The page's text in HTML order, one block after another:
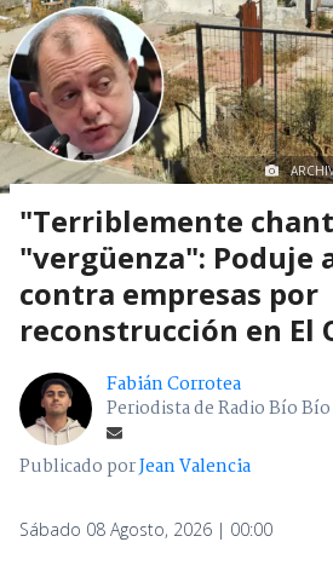
"Terriblemente
"vergüenza": Poduje
contra empresas por
reconstrucción en El
Fabián Corrotea
Periodista de Radio Bío
Publicado porJean Valencia
Sábado 08 Agosto, 2026 | 00:00